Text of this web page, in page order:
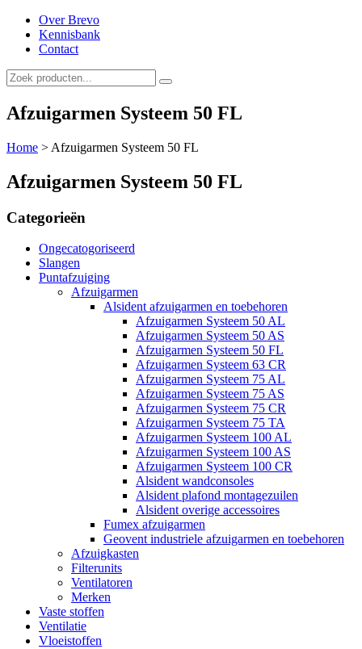
Over Brevo
Kennisbank
Contact
Afzuigarmen Systeem 50 FL
Home > Afzuigarmen Systeem 50 FL
Afzuigarmen Systeem 50 FL
Categorieën
Ongecatogoriseerd
Slangen
Puntafzuiging
Afzuigarmen
Alsident afzuigarmen en toebehoren
Afzuigarmen Systeem 50 AL
Afzuigarmen Systeem 50 AS
Afzuigarmen Systeem 50 FL
Afzuigarmen Systeem 63 CR
Afzuigarmen Systeem 75 AL
Afzuigarmen Systeem 75 AS
Afzuigarmen Systeem 75 CR
Afzuigarmen Systeem 75 TA
Afzuigarmen Systeem 100 AL
Afzuigarmen Systeem 100 AS
Afzuigarmen Systeem 100 CR
Alsident wandconsoles
Alsident plafond montagezuilen
Alsident overige accessoires
Fumex afzuigarmen
Geovent industriele afzuigarmen en toebehoren
Afzuigkasten
Filterunits
Ventilatoren
Merken
Vaste stoffen
Ventilatie
Vloeistoffen